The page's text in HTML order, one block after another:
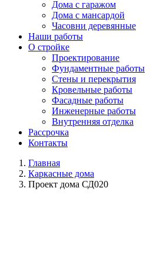
Дома с гаражом
Дома с мансардой
Часовни деревянные
Наши работы
О стройке
Проектирование
Фундаментные работы
Стены и перекрытия
Кровельные работы
Фасадные работы
Инженерные работы
Внутренняя отделка
Рассрочка
Контакты
Главная
Каркасные дома
Проект дома СД020